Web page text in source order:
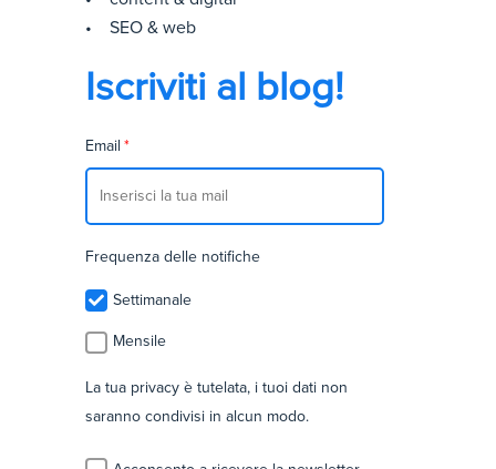
• SEO & web
Iscriviti al blog!
Email *
Frequenza delle notifiche
Settimanale
Mensile
La tua privacy è tutelata, i tuoi dati non
saranno condivisi in alcun modo.